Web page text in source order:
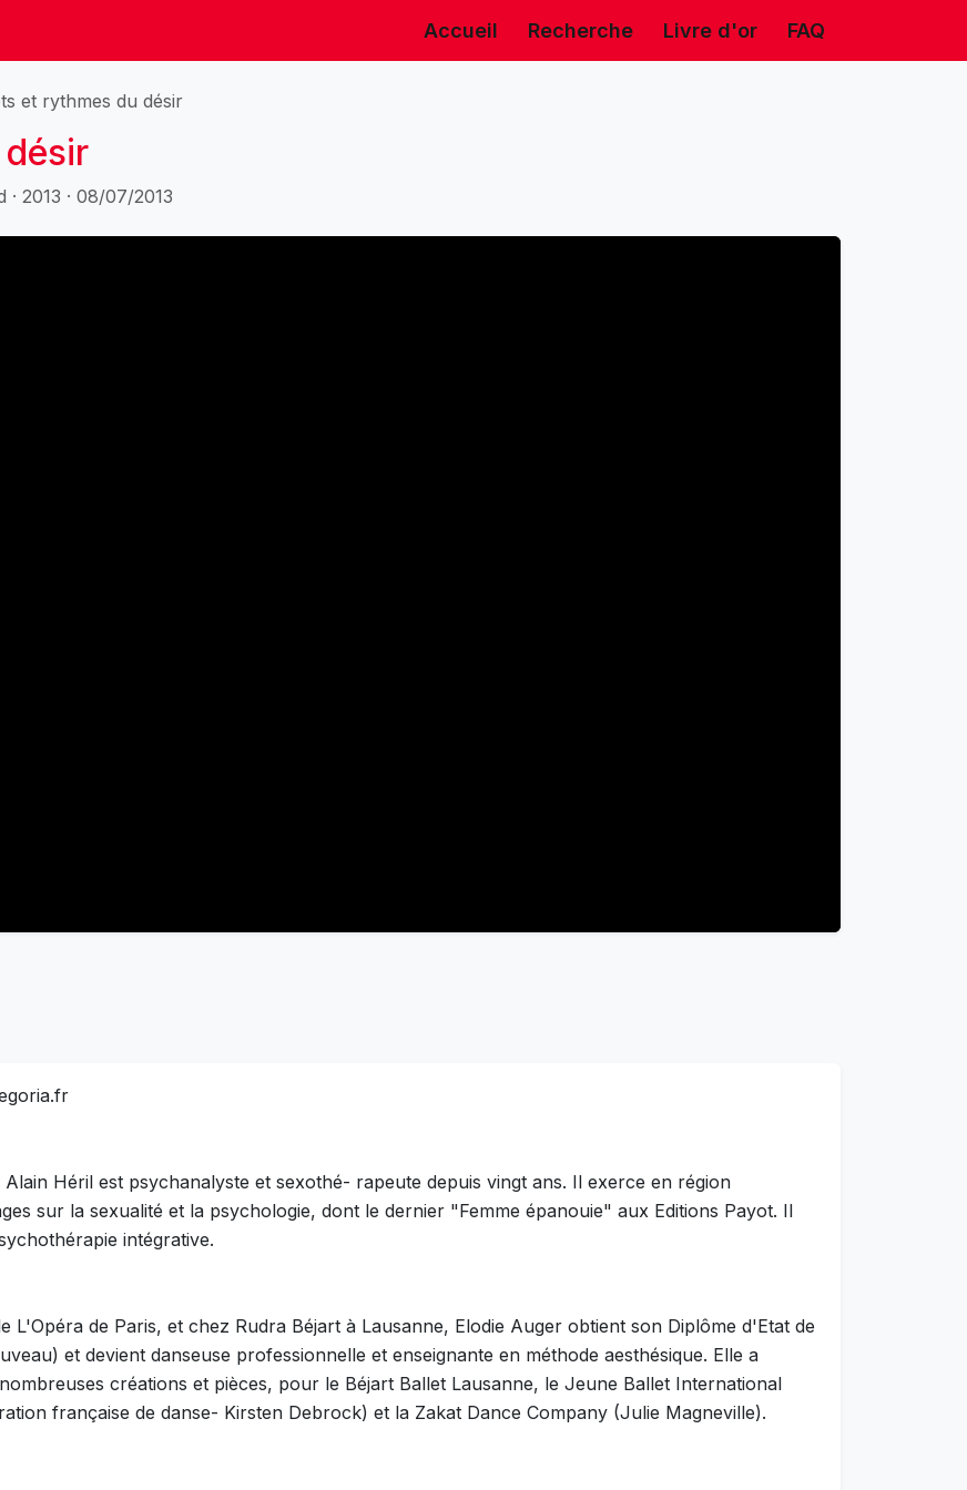
Accueil Recherche Livre d'or FAQ
et rythmes du désir
2013 · 08/07/2013
Héril est psychanalyste et sexothé- rapeute depuis vingt ans. Il exerce en région
sur la sexualité et la psychologie, dont le dernier "Femme épanouie" aux Editions Payot. Il
intégrative.
L'Opéra de Paris, et chez Rudra Béjart à Lausanne, Elodie Auger obtient son Diplôme d'Etat de
et devient danseuse professionnelle et enseignante en méthode aesthésique. Elle a
créations et pièces, pour le Béjart Ballet Lausanne, le Jeune Ballet International
française de danse- Kirsten Debrock) et la Zakat Dance Company (Julie Magneville).